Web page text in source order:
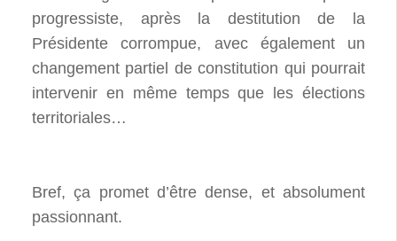
progressiste, après la destitution de la
Présidente corrompue, avec également un
changement partiel de constitution qui pourrait
intervenir en même temps que les élections
territoriales…
Bref, ça promet d’être dense, et absolument
passionnant.